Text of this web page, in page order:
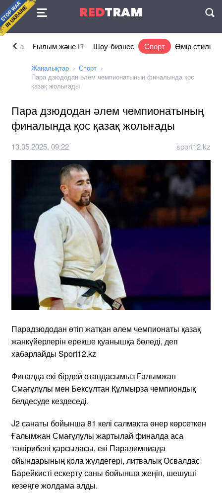
REDTRAM
Келісімі
Ғылым және IT Шоу-бизнес Спорт Өмір стилі
Жаңалықтар
Спорт
Пара дзюдодан әлем чемпионатының финалында қос
қазақ жолығады
Пара дзюдодан әлем чемпионатының
финалында қос қазақ жолығады
13.05.2025, 09:22 sport12.kz
Парадзюдодан өтіп жатқан әлем чемпионаты қазақ
жанкүйерлерін ерекше қуанышқа бөледі, деп
хабарлайды Sport12.kz
Финалда екі бірдей отандасымыз Ғалымжан
Смағұлұлы мен Бексұлтан Құлмырза чемпиондық
белдесуде кездеседі.
J2 санаты бойынша 81 келі салмақта өнер көрсеткен
Ғалымжан Смағұлұлы жартылай финалда аса
тәжірибелі қарсыласы, екі Паралимпиада
ойындарының қола жүлдегері, литвалық Освалдас
Барейкисті ескерту саны бойынша жеңіп, шешуші
кезеңге жолдама алды.